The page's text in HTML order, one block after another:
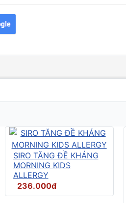
SIRO TĂNG ĐỀ KHÁNG
MORNING KIDS
ALLERGY
236.000đ